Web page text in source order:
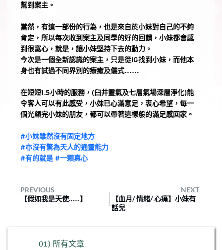
幫到案主。
當然，有這一部份的行為，也是來自於小妹對自己的不夠
肯定，所以每次收到案主及同學的好的回饋，小妹都會感
到很窩心，就是，讓小妹堅持下去的動力。
今次是一個全新認識的案主，只是從IG找到小妹，而他本
身也有試過不同界別的療癒及儀式……
在短短1.5小時的服務， (臼井靈氣及七層氣場深層淨化)能
令客人可以有此感受，小妹已心滿意足，衷心希望，每一
個光顧完小妹的朋友，都可以帶著這樣般的滿足感回家。
#小妹雖然沒有固定地方
#亦沒有驚為天人的通靈能力
#有的就是 #一顆真心
PREVIOUS
NEXT
【假如我是天使……】
【血月/ 情緒/ 心痛】小妹有
話兒
01) 所有文章